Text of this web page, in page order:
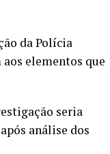
da Polícia
elementos que
seria
análise dos